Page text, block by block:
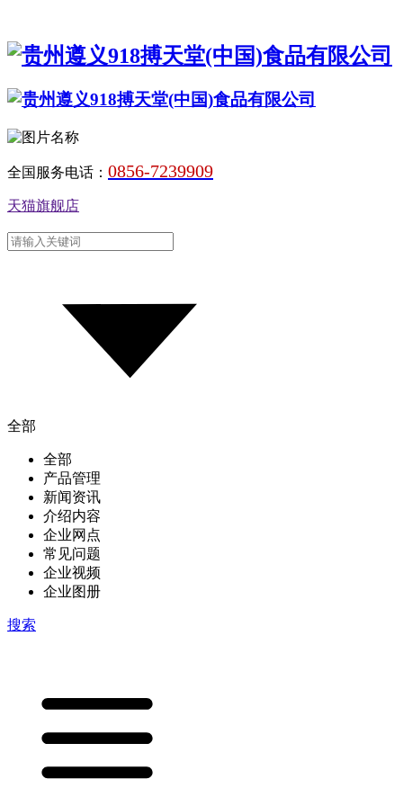
全国服务电话： 0856-7239909
天猫旗舰店
全部
全部
产品管理
新闻资讯
介绍内容
企业网点
常见问题
企业视频
企业图册
搜索